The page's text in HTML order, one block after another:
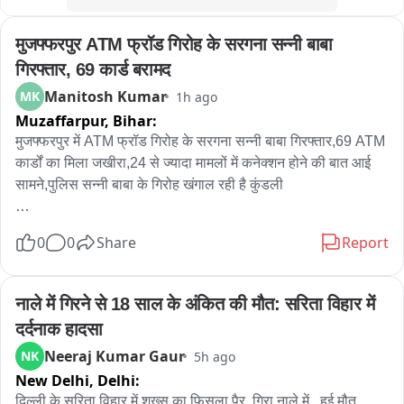
मुजफ्फरपुर ATM फ्रॉड गिरोह के सरगना सन्नी बाबा
गिरफ्तार, 69 कार्ड बरामद
MK Manitosh Kumar 1h ago
Muzaffarpur, Bihar:
मुजफ्फरपुर में ATM फ्रॉड गिरोह के सरगना सन्नी बाबा गिरफ्तार,69 ATM
कार्डों का मिला जखीरा,24 से ज्यादा मामलों में कनेक्शन होने की बात आई
सामने,पुलिस सन्नी बाबा के गिरोह खंगाल रही है कुंडली
सरगना सन्नी बाबा को गिरफ्तार किया है और उसके ठिकाने से विभिन्न बैंकों
गिरोह के शतिरो के जरिए एटीएम के बाहर मददगार बनकर लोगों को निशाना
बनाया करता था.अब पुलिस इस शातिर गिरोह का पर्दाफाश करने में जुटी
है.पुलिस के हत्थे चढ़ा गिरोह के सरगना सन्नी बाबा उर्फ रिशु कुमार ठाकुर के
पास से बरामद अलग-अलग बैंकों के 69 ATM कार्ड और मोबाइल फोन के
जरिए कई लोगों के बैंक खातों से रकम उड़ाई गई है.गिरफ्तार सन्नी बाबा के
ऊपर 24 से ज्यादा मामलों में कनेक्शन होने की बात सामने आई है.फिलहाल
0 0 Share Report
नाले में गिरने से 18 साल के अंकित की मौत: सरिता विहार में
दर्दनाक हादसा
NK Neeraj Kumar Gaur 5h ago
New Delhi, Delhi:
दिल्ली के सरिता विहार में शख्स का फिसला पैर..गिरा नाले में.. हुई मौत